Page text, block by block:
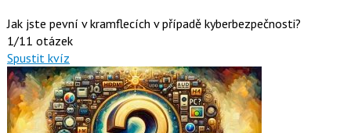
Jak jste pevní v kramflecích v případě kyberbezpečnosti?
1/11 otázek
Spustit kvíz